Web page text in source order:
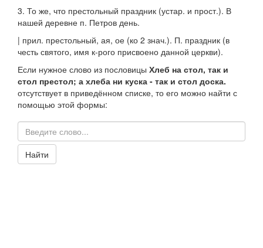
3. То же, что престольный праздник (устар. и прост.). В
нашей деревне п. Петров день.
| прил. престольный, ая, ое (ко 2 знач.). П. праздник (в
честь святого, имя к-рого присвоено данной церкви).
Если нужное слово из пословицы Хлеб на стол, так и
стол престол; а хлеба ни куска - так и стол доска.
отсутствует в приведённом списке, то его можно найти с
помощью этой формы:
Найти